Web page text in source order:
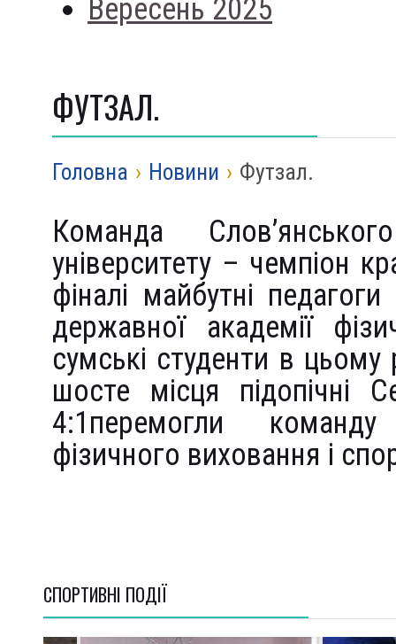
Вересень 2025
ФУТЗАЛ.
Головна › Новини › Футзал.
Команда
університету – чемпіон
фіналі майбутні
державної академії
сумські студенти в цьому
шосте місця підопічні
4:1перемогли команду
фізичного виховання і
СПОРТИВНI ПОДІЇ